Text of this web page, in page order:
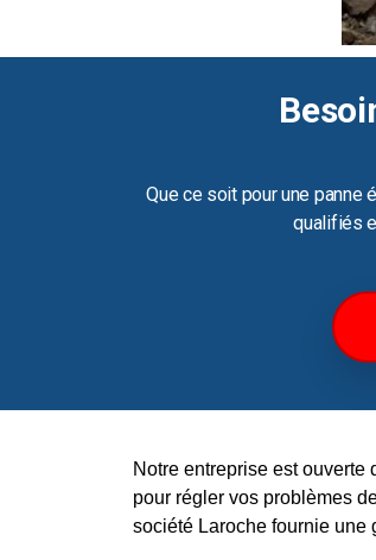
Que ce soit pour une panne
qualifiés
Notre entreprise est ouverte
pour régler vos problèmes
société Laroche fournie une